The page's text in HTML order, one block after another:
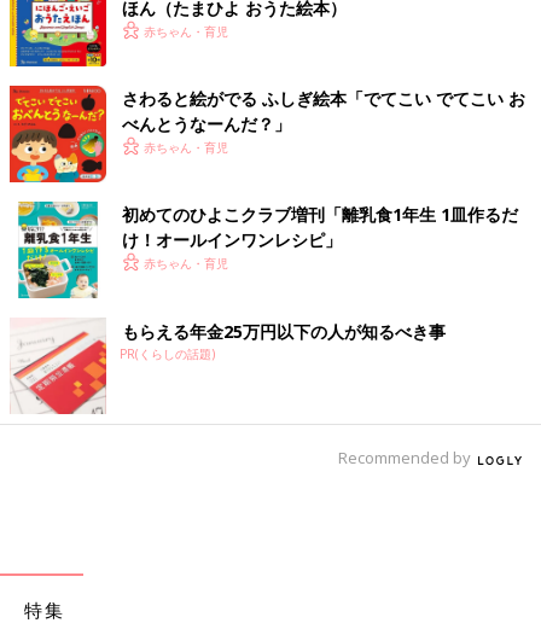
ほん（たまひよ おうた絵本）
赤ちゃん・育児
さわると絵がでる ふしぎ絵本「でてこい でてこい お
べんとうなーんだ？」
赤ちゃん・育児
初めてのひよこクラブ増刊「離乳食1年生 1皿作るだ
け！オールインワン​レシピ」
赤ちゃん・育児
もらえる年金25万円以下の人が知るべき事
PR(くらしの話題)
Recommended by
特集